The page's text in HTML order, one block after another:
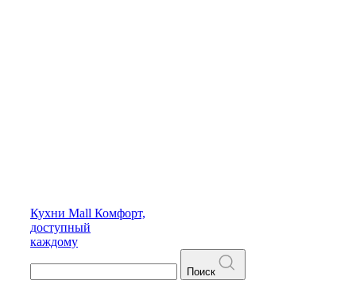
Кухни Mall Комфорт,
доступный
каждому
Поиск